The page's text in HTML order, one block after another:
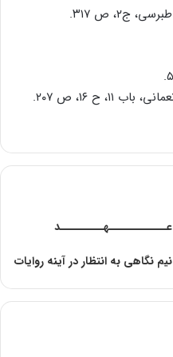
عــــــــــــهـــــــــد
نیم نگاهی به انتظار در آینه روایات